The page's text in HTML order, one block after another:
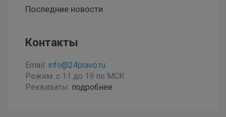
Последние новости
Контакты
Email: info@24pravo.ru
Режим: с 11 до 19 по МСК
Реквизиты: подробнее